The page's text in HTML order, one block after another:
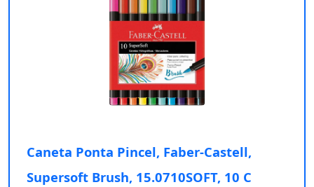
Caneta Ponta Pincel, Faber-Castell,
Supersoft Brush, 15.0710SOFT, 10 C